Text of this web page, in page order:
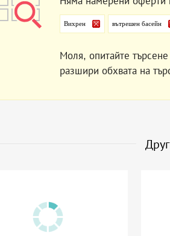
Вихрен вътрешен басейн
Моля, опитайте
разшири обхвата на